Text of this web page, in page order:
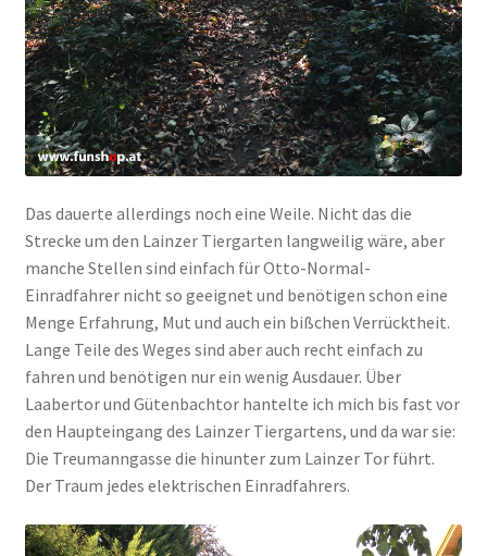
Das dauerte allerdings noch eine Weile. Nicht das die
Strecke um den Lainzer Tiergarten langweilig wäre, aber
manche Stellen sind einfach für Otto-Normal-
Einradfahrer nicht so geeignet und benötigen schon eine
Menge Erfahrung, Mut und auch ein bißchen Verrücktheit.
Lange Teile des Weges sind aber auch recht einfach zu
fahren und benötigen nur ein wenig Ausdauer. Über
Laabertor und Gütenbachtor hantelte ich mich bis fast vor
den Haupteingang des Lainzer Tiergartens, und da war sie:
Die Treumanngasse die hinunter zum Lainzer Tor führt.
Der Traum jedes elektrischen Einradfahrers.